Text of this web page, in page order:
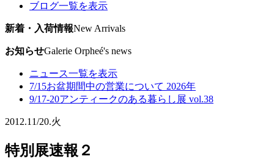
ブログ一覧を表示
新着・入荷情報New Arrivals
お知らせGalerie Orpheé's news
ニュース一覧を表示
7/15お盆期間中の営業について 2026年
9/17-20アンティークのある暮らし展 vol.38
2012.11/20.火
特別展速報２